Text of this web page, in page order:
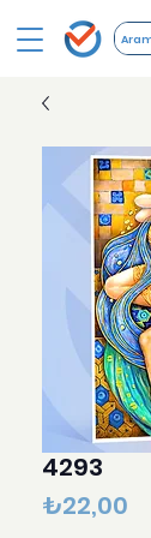
4293
₺22,00